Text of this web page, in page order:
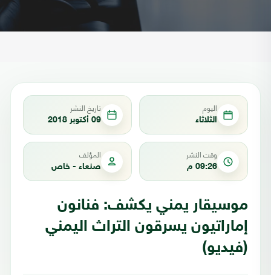
اليوم
الثلاثاء
تاريخ النشر
09 أكتوبر 2018
وقت النشر
09:26 م
المؤلف
صنعاء - خاص
موسيقار يمني يكشف: فنانون
إماراتيون يسرقون التراث اليمني
(فيديو)